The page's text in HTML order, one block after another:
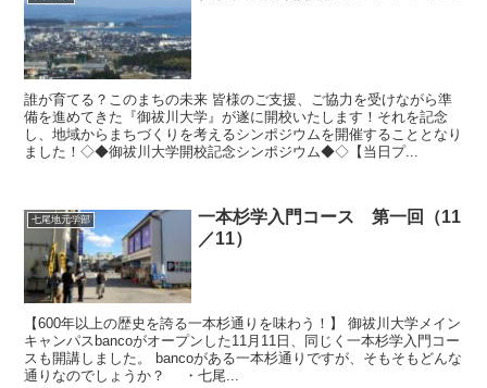
誰が育てる？このまちの未来 皆様のご支援、ご協力を受けながら準
備を進めてきた『御祓川大学』が遂に開校いたします！それを記念
し、地域からまちづくりを考えるシンポジウムを開催することとなり
ました！◇◆御祓川大学開校記念シンポジウム◆◇【当日プ...
七尾地元学部
一本杉学入門コース 第一回（11
／11）
【600年以上の歴史を誇る一本杉通りを味わう！】 御祓川大学メイン
キャンパスbancoがオープンした11月11日、同じく一本杉学入門コー
スも開講しました。 bancoがある一本杉通りですが、そもそもどんな
通りなのでしょうか？ ・七尾...